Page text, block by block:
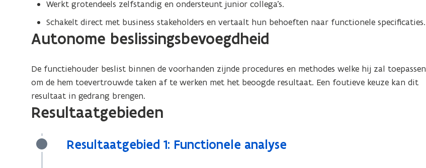
Werkt grotendeels zelfstandig en ondersteunt junior collega’s.
Schakelt direct met business stakeholders en vertaalt hun behoeften naar functionele specificaties.
Autonome beslissingsbevoegdheid
De functiehouder beslist binnen de voorhanden zijnde procedures en methodes welke hij zal toepassen
om de hem toevertrouwde taken af te werken met het beoogde resultaat. Een foutieve keuze kan dit
resultaat in gedrang brengen.
Resultaatgebieden
Resultaatgebied 1: Functionele analyse